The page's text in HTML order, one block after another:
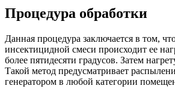
Процедура обработки
Данная процедура заключается в том,
инсектицидной смеси происходит ее
более пятидесяти градусов. Затем
Такой метод предусматривает
генератором в любой категории